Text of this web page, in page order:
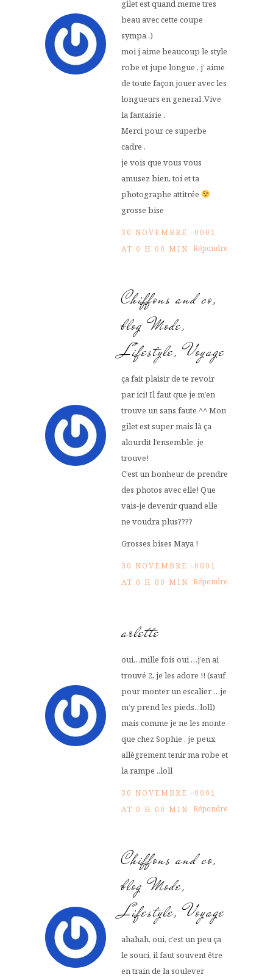
gilet est quand meme tres
beau avec cette coupe
sympa .)
moi j aime beaucoup le style
robe et jupe longue , j’ aime
de toute façon jouer avec les
longueurs en general .Vive
la fantaisie .
Merci pour ce superbe
cadre .
je vois que vous vous
amusez bien, toi et ta
photographe attitrée
grosse bise
30 NOVEMBRE -0001
AT 0 H 00 MIN Répondre
Chiffons and co,
blog Mode,
Lifestyle, Voyage
ça fait plaisir de te revoir
par ici! Il faut que je m’en
trouve un sans faute ^^ Mon
gilet est super mais là ça
alourdit l’ensemble, je
trouve!
C’est un bonheur de prendre
des photos avec elle! Que
vais-je devenir quand elle
ne voudra plus????
Grosses bises Maya !
30 NOVEMBRE -0001
AT 0 H 00 MIN Répondre
arlette
oui…mille fois oui …j’en ai
trouvé 2, je les adore !! (sauf
pour monter un escalier …je
m’y prend les pieds..;loll)
mais comme je ne les monte
que chez Sophie , je peux
allègrement tenir ma robe et
la rampe ..loll
30 NOVEMBRE -0001
AT 0 H 00 MIN Répondre
Chiffons and co,
blog Mode,
Lifestyle, Voyage
ahahah, oui, c’est un peu ça
le souci, il faut souvent être
en train de la soulever